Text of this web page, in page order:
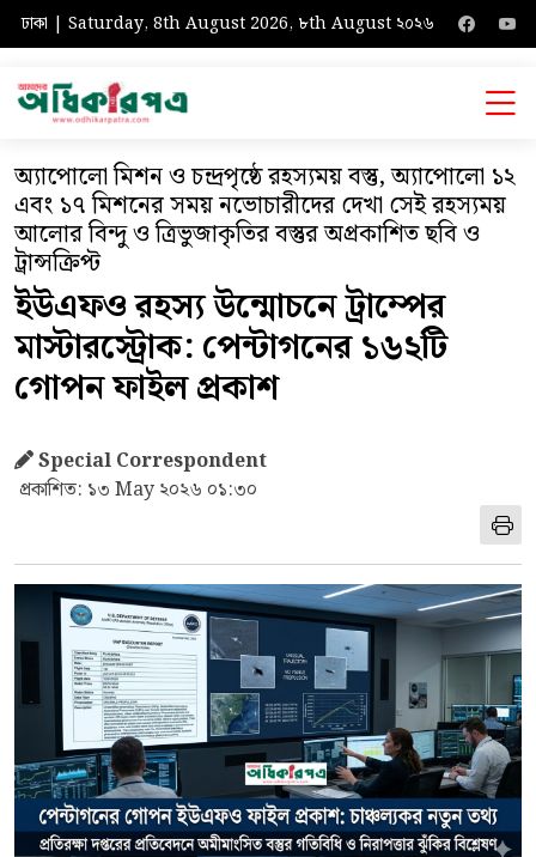
ঢাকা | Saturday, 8th August 2026, ৮th August ২০২৬
অ্যাপোলো মিশন ও চন্দ্রপৃষ্ঠে রহস্যময় বস্তু, অ্যাপোলো ১২
এবং ১৭ মিশনের সময় নভোচারীদের দেখা সেই রহস্যময়
আলোর বিন্দু ও ত্রিভুজাকৃতির বস্তুর অপ্রকাশিত ছবি ও
ট্রান্সক্রিপ্ট
ইউএফও রহস্য উন্মোচনে ট্রাম্পের
মাস্টারস্ট্রোক: পেন্টাগনের ১৬২টি
গোপন ফাইল প্রকাশ
Special Correspondent
প্রকাশিত: ১৩ May ২০২৬ ০১:৩০